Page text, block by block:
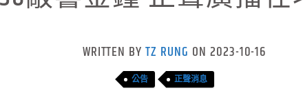
WRITTEN BYTZ RUNG ON 2023-10-16
公告 正聲消息